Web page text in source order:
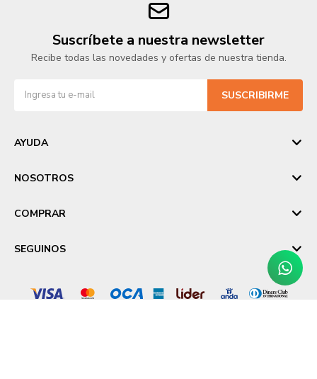
Suscríbete a nuestra newsletter
Recibe todas las novedades y ofertas de nuestra tienda.
SUSCRIBIRME
AYUDA
NOSOTROS
COMPRAR
SEGUINOS